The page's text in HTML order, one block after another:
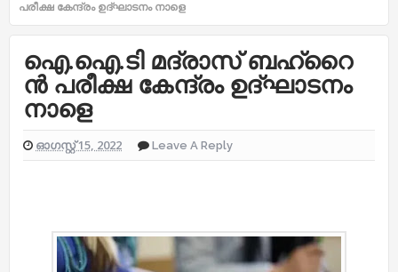
പരീക്ഷ കേ​ന്ദ്രം ഉ​ദ്ഘാ​ട​നം നാ​ളെ
ഐ.​ഐ.​ടി മ​ദ്രാ​സ് ബ​ഹ്‌​റൈ​
ന്‍ പരീക്ഷ കേ​ന്ദ്രം ഉ​ദ്ഘാ​ട​നം
നാ​ളെ
ഓഗസ്റ്റ് 15, 2022 Leave A Reply